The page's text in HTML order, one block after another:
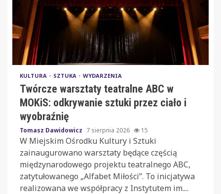
KULTURA SZTUKA WYDARZENIA
Twórcze warsztaty teatralne ABC w
MOKiS: odkrywanie sztuki przez ciało i
wyobraźnię
Tomasz Dawidowicz 7 sierpnia 2026 15
W Miejskim Ośrodku Kultury i Sztuki
zainaugurowano warsztaty będące częścią
międzynarodowego projektu teatralnego ABC,
zatytułowanego „Alfabet Miłości”. To inicjatywa
realizowana we współpracy z Instytutem im....